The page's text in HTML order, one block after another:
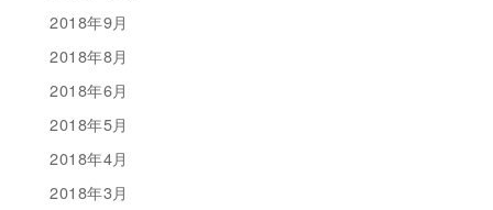
2018年9月
2018年8月
2018年6月
2018年5月
2018年4月
2018年3月